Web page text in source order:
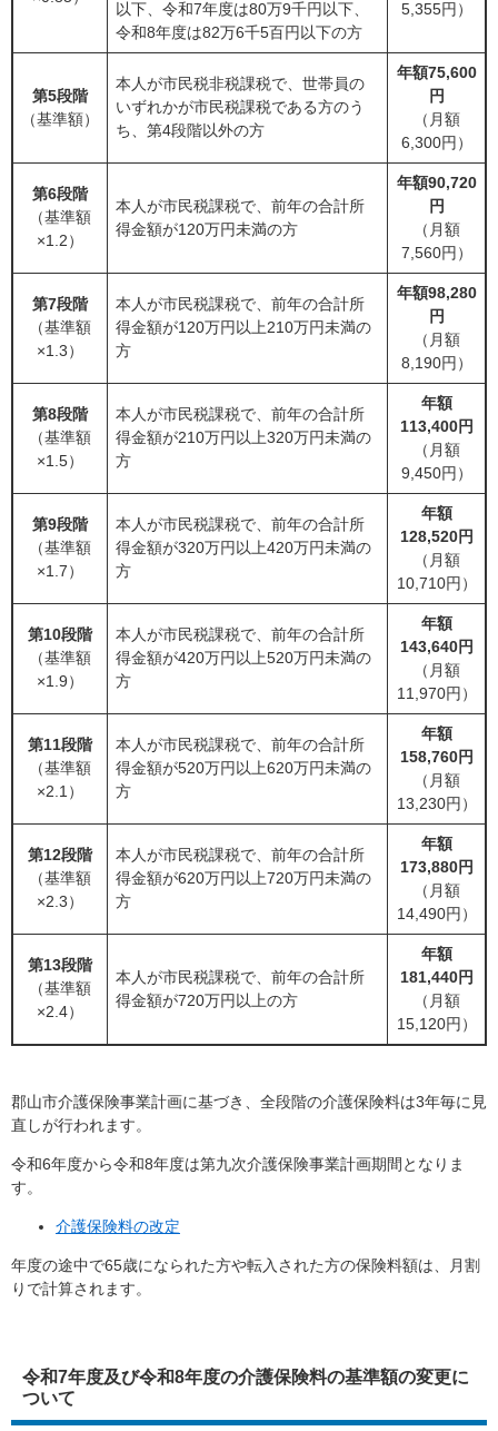
以下、令和7年度は80万9千円以下、
令和8年度は82万6千5百円以下の方
5,355円）
第5段階
（基準額）
本人が市民税非税課税で、世帯員の
いずれかが市民税課税である方のう
ち、第4段階以外の方
年額75,600
円
（月額
6,300円）
第6段階
（基準額
×1.2）
本人が市民税課税で、前年の合計所
得金額が120万円未満の方
年額90,720
円
（月額
7,560円）
第7段階
（基準額
×1.3）
本人が市民税課税で、前年の合計所
得金額が120万円以上210万円未満の
方
年額98,280
円
（月額
8,190円）
第8段階
（基準額
×1.5）
本人が市民税課税で、前年の合計所
得金額が210万円以上320万円未満の
方
年額
113,400円
（月額
9,450円）
第9段階
（基準額
×1.7）
本人が市民税課税で、前年の合計所
得金額が320万円以上420万円未満の
方
年額
128,520円
（月額
10,710円）
第10段階
（基準額
×1.9）
本人が市民税課税で、前年の合計所
得金額が420万円以上520万円未満の
方
年額
143,640円
（月額
11,970円）
第11段階
（基準額
×2.1）
本人が市民税課税で、前年の合計所
得金額が520万円以上620万円未満の
方
年額
158,760円
（月額
13,230円）
第12段階
（基準額
×2.3）
本人が市民税課税で、前年の合計所
得金額が620万円以上720万円未満の
方
年額
173,880円
（月額
14,490円）
第13段階
（基準額
×2.4）
本人が市民税課税で、前年の合計所
得金額が720万円以上の方
年額
181,440円
（月額
15,120円）
郡山市介護保険事業計画に基づき、全段階の介護保険料は3年毎に見
直しが行われます。
令和6年度から令和8年度は第九次介護保険事業計画期間となりま
す。
介護保険料の改定
年度の途中で65歳になられた方や転入された方の保険料額は、月割
りで計算されます。
令和7年度及び令和8年度の介護保険料の基準額の変更に
ついて